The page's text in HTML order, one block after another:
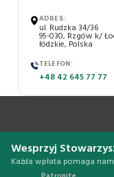
ADRES:
ul. Rudzka 34/36
95-030, Rzgów k/
łódzkie, Polska
TELEFON:
+48 42 645 77 77
Wesprzyj
Każda wpłata pomaga